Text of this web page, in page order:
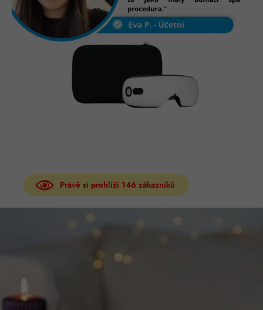
Právě si prohlíží 146 zákazníků